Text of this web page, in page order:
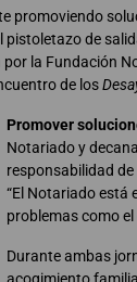
promoviendo
de
la Fundación
de los
Promover
Notariado y
responsabilidad
“El Notariado está
problemas como
Durante ambas